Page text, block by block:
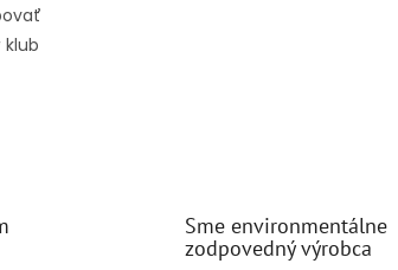
klub
Sme environmentálne
zodpovedný výrobca